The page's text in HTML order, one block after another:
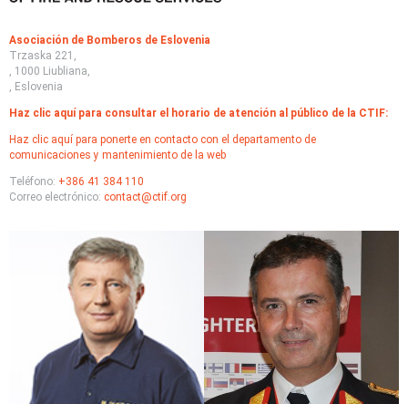
Asociación de Bomberos de Eslovenia
Trzaska 221,
, 1000 Liubliana,
, Eslovenia
Haz clic aquí para consultar el horario de atención al público de la CTIF:
Haz clic aquí para ponerte en contacto con el departamento de
comunicaciones y mantenimiento de la web
Teléfono: +386 41 384 110
Correo electrónico: contact@ctif.org